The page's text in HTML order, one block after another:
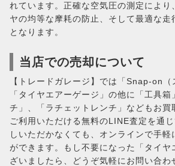
れています。正確な空気圧の測定により
ヤの均等な摩耗の防止、そして最適な走
となります。
当店での売却について
【トレードガレージ】では「Snap-on
「タイヤエアーゲージ」の他に「工具
チ」、「ラチェットレンチ」などもお買
ご利用いただける無料のLINE査定を通
しいただかなくても、オンラインで手軽
ができます。もし不要になった「タイヤ
ざいましたら、どうぞ気軽にお問い合わ